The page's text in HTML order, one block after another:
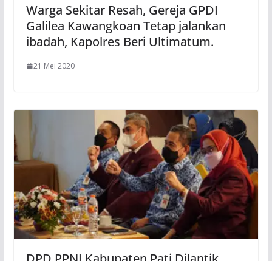
Warga Sekitar Resah, Gereja GPDI
Galilea Kawangkoan Tetap jalankan
ibadah, Kapolres Beri Ultimatum.
21 Mei 2020